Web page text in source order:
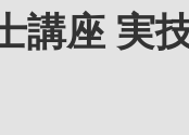
講座 実